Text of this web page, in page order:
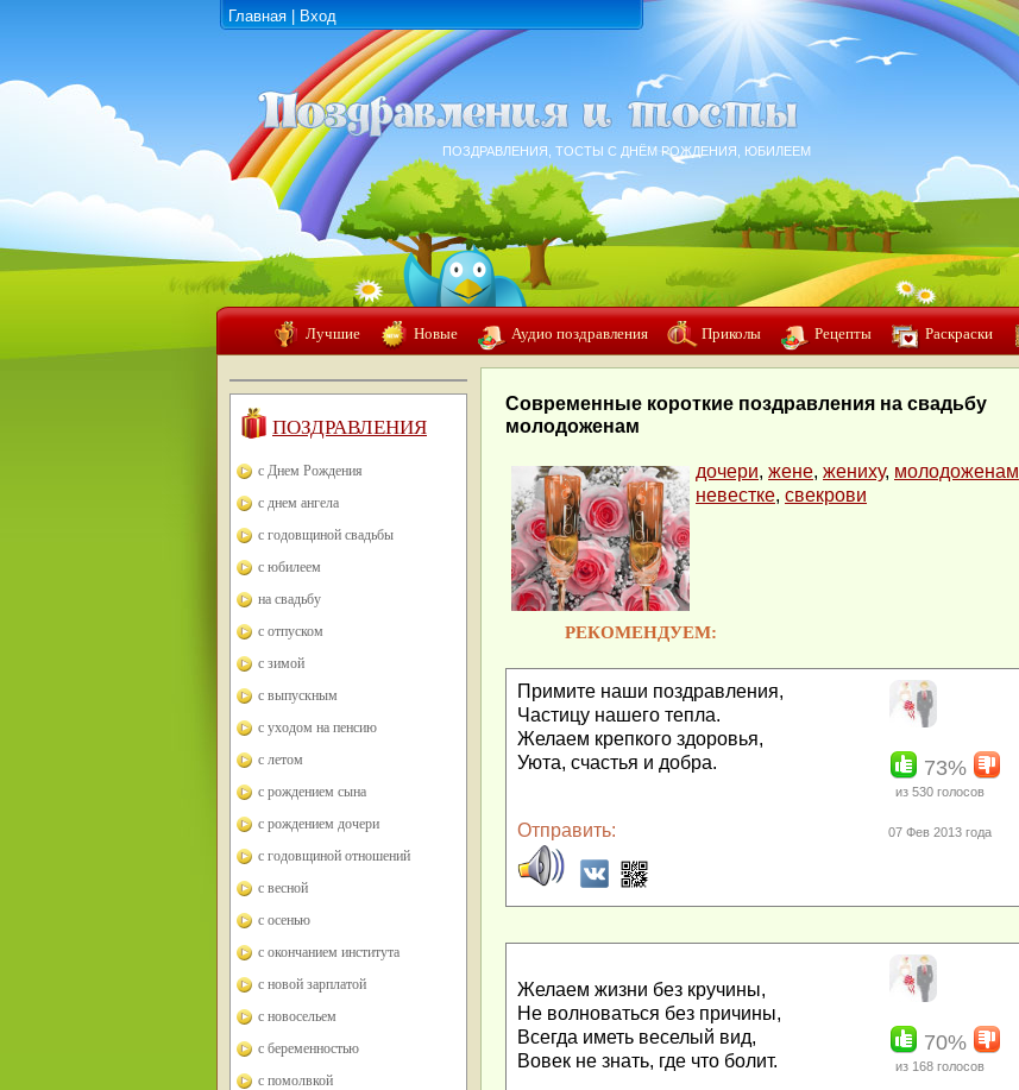
Главная Вход
ПОЗДРАВЛЕНИЯ, ТОСТЫ С ДНЁМ РОЖДЕНИЯ, ЮБИЛЕЕМ
Лучшие Новые Аудио поздравления Приколы Рецепты Раскраски
ПОЗДРАВЛЕНИЯ
с Днем Рождения
с днем ангела
с годовщиной свадьбы
с юбилеем
на свадьбу
с отпуском
с зимой
с выпускным
с уходом на пенсию
с летом
с рождением сына
с рождением дочери
с годовщиной отношений
с весной
с осенью
с окончанием института
с новой зарплатой
с новосельем
с беременностью
с помолвкой
Современные короткие поздравления на свадьбу
молодоженам
дочери, жене, жениху, молодоженам
невестке, свекрови
РЕКОМЕНДУЕМ:
Примите наши поздравления,
Частицу нашего тепла.
Желаем крепкого здоровья,
Уюта, счастья и добра.
73%
из 530 голосов
Отправить: 07 Фев 2013 года
Желаем жизни без кручины,
Не волноваться без причины,
Всегда иметь веселый вид,
Вовек не знать, где что болит.
70%
из 168 голосов